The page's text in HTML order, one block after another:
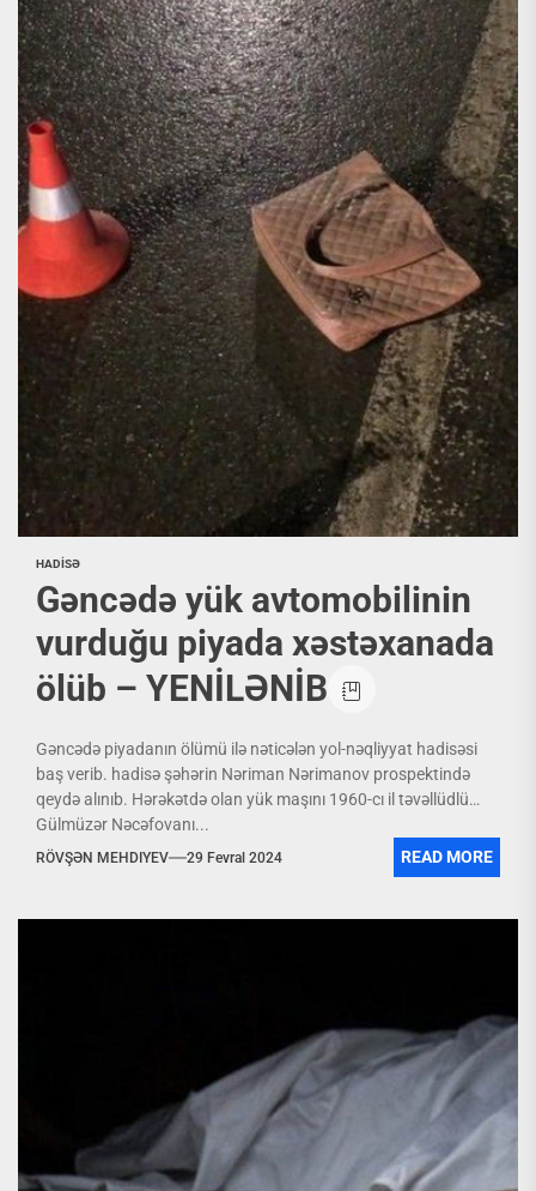
HADİSƏ
Gəncədə yük avtomobilinin
vurduğu piyada xəstəxanada
ölüb – YENİLƏNİB
Gəncədə piyadanın ölümü ilə nəticələn yol-nəqliyyat hadisəsi
baş verib. hadisə şəhərin Nəriman Nərimanov prospektində
qeydə alınıb. Hərəkətdə olan yük maşını 1960-cı il təvəllüdlü
Gülmüzər Nəcəfovanı...
RÖVŞƏN MEHDIYEV 29 Fevral 2024 READ MORE